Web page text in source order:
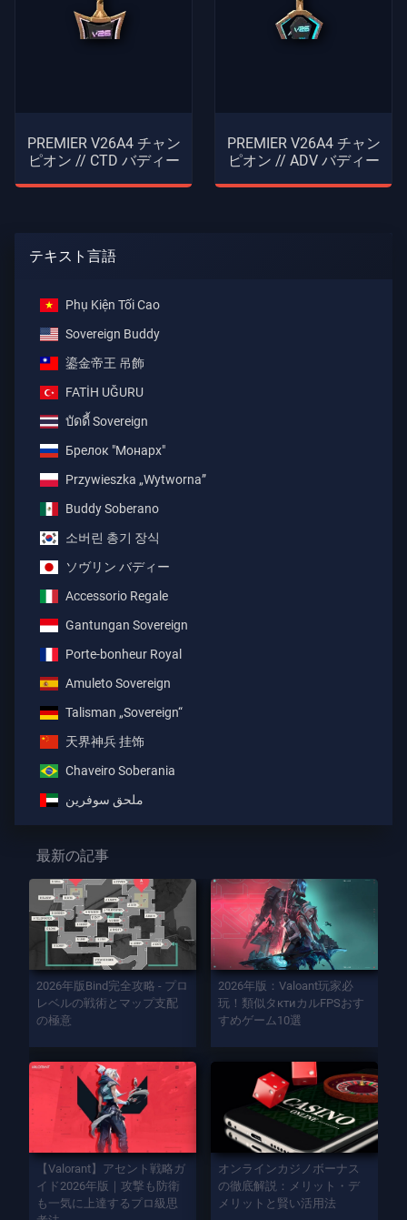
PREMIER V26A4 チャン
ピオン // CTD バディー
PREMIER V26A4 チャン
ピオン // ADV バディー
テキスト言語
Phụ Kiện Tối Cao
Sovereign Buddy
鎏金帝王 吊飾
FATİH UĞURU
บัดดี้ Sovereign
Брелок "Монарх"
Przywieszka „Wytworna”
Buddy Soberano
소버린 총기 장식
ソヴリン バディー
Accessorio Regale
Gantungan Sovereign
Porte-bonheur Royal
Amuleto Sovereign
Talisman „Sovereign“
天界神兵 挂饰
Chaveiro Soberania
ملحق سوفرين
最新の記事
2026年版Bind完全攻略 - プロ
レベルの戦術とマップ支配
の極意
2026年版：Valoant玩家必
玩！類似タктиカルFPSおす
すめゲーム10選
【Valorant】アセント戦略ガ
イド2026年版｜攻撃も防衛
も一気に上達するプロ級思
オンラインカジノボーナス
の徹底解説：メリット・デ
メリットと賢い活用法